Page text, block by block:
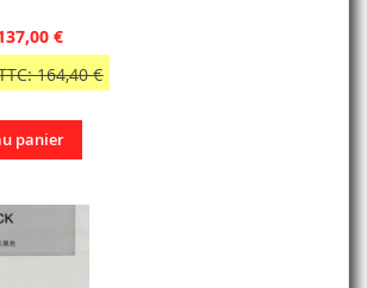
€
164,40 €
panier